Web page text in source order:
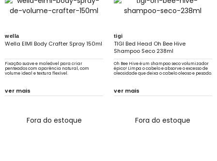
wella
Wella EIMI Body Crafter Spray 150ml
Fixação suave e maleável para criar
penteados com aparência natural, com
volume ideal e textura flexível.
ver mais
Fora do estoque
tigi
TIGI Bed Head Oh Bee Hive
Shampoo Seco 238ml
Oh Bee Hive é um shampoo seco volumizador
épico! Limpa o cabelo e absorve o excesso de
oleosidade que deixa o cabelo oleoso e pesado.
ver mais
Fora do estoque